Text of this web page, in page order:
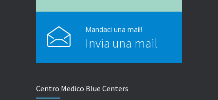
Mandaci una mail!
Invia una mail
Centro Medico Blue Centers